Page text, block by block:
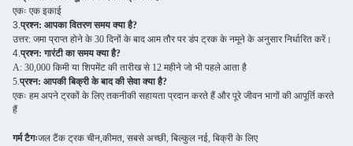
एकः एक इकाई
3.प्रश्न: आपका वितरण समय क्या है?
उत्तर: जमा प्राप्त होने के 30 दिनों के बाद आम तौर पर डंप ट्रक के नमूने के अनुसार निर्धारित करें।
4.प्रश्न: गारंटी का समय क्या है?
A: 30,000 किमी या शिपमेंट की तारीख से 12 महीने जो भी पहले आता है
5.प्रश्न: आपकी बिक्री के बाद की सेवा क्या है?
एकः हम अपने ट्रकों के लिए तकनीकी सहायता प्रदान करते हैं और पूरे जीवन भागों की आपूर्ति करते
हैं
गर्म टैगःजल टैंक ट्रक चीन,कीमत, सबसे अच्छी, बिल्कुल नई, बिक्री के लिए